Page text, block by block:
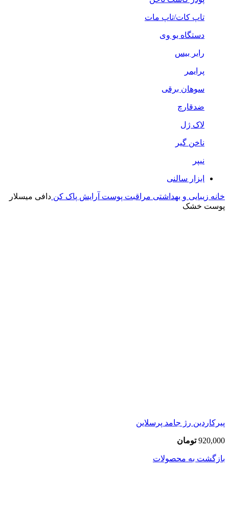
تاپ کات/تاپ مات
دستگاه یو وی
رابر بیس
پرایمر
سوهان برقی
ضدقارچ
لاک ژل
ناخن گیر
نیپر
ابزار سالنی
خانه زیبایی و بهداشتی مراقبت پوست آرایش پاک کن دافی میسلار
پوست خشک
پیرکاردین رژ جامد پرسلاین
920,000 تومان
بازگشت به محصولات